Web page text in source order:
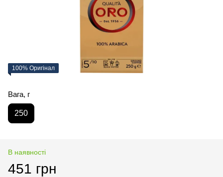
100% Оригінал
Вага, г
250
В наявності
451 грн